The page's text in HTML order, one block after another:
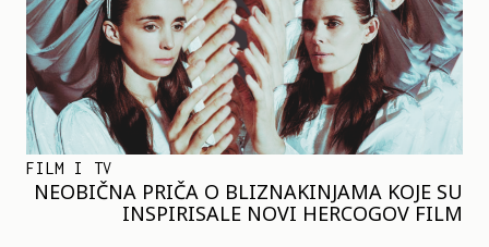
FILM I TV
NEOBIČNA PRIČA O BLIZNAKINJAMA KOJE SU
INSPIRISALE NOVI HERCOGOV FILM